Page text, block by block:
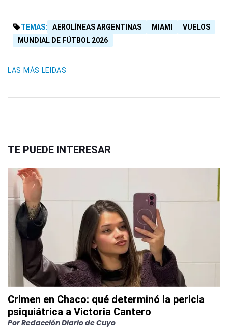
TEMAS: AEROLÍNEAS ARGENTINAS MIAMI
VUELOS
MUNDIAL DE FÚTBOL 2026
LAS MÁS LEIDAS
TE PUEDE INTERESAR
Crimen en Chaco: qué determinó la pericia
psiquiátrica a Victoria Cantero
PorRedacción Diario de Cuyo